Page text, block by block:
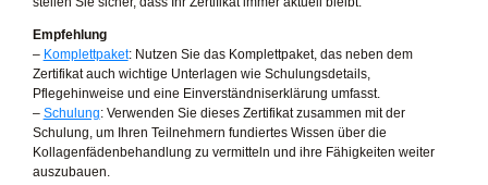
Empfehlung
– Komplettpaket: Nutzen Sie das Komplettpaket, das neben dem
Zertifikat auch wichtige Unterlagen wie Schulungsdetails,
Pflegehinweise und eine Einverständniserklärung umfasst.
– Schulung: Verwenden Sie dieses Zertifikat zusammen mit der
Schulung, um Ihren Teilnehmern fundiertes Wissen über die
Kollagenfädenbehandlung zu vermitteln und ihre Fähigkeiten weiter
auszubauen.